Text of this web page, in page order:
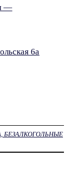
—
6а
БЕЗАЛКОГОЛЬНЫЕ